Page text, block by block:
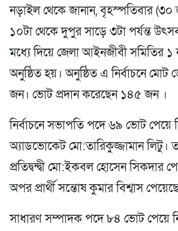
নড়াইল থেকে জানান, বৃহস্পতিবার (৩০
১০টা থেকে দুপুর সাড়ে ৩টা পর্যন্ত
মধ্যে দিয়ে জেলা আইনজীবী সমিতির ১
অনুষ্ঠিত হয়। অনুষ্ঠিত এ নির্বাচনে
জন। ভোট প্রদান করেছেন ১৪৫ জন ।
নির্বাচনে সভাপতি পদে ৬৯ ভোট পেয়ে
অ্যাডভোকেট মো:তারিকুজ্জামান লিটু।
প্রতিদ্বন্দ্বী মো:ইকবল হোসেন সিকদার
অপর প্রার্থী সন্তোষ কুমার বিশ্বাস
সাধারণ সম্পাদক পদে ৮৪ ভোট পেয়ে